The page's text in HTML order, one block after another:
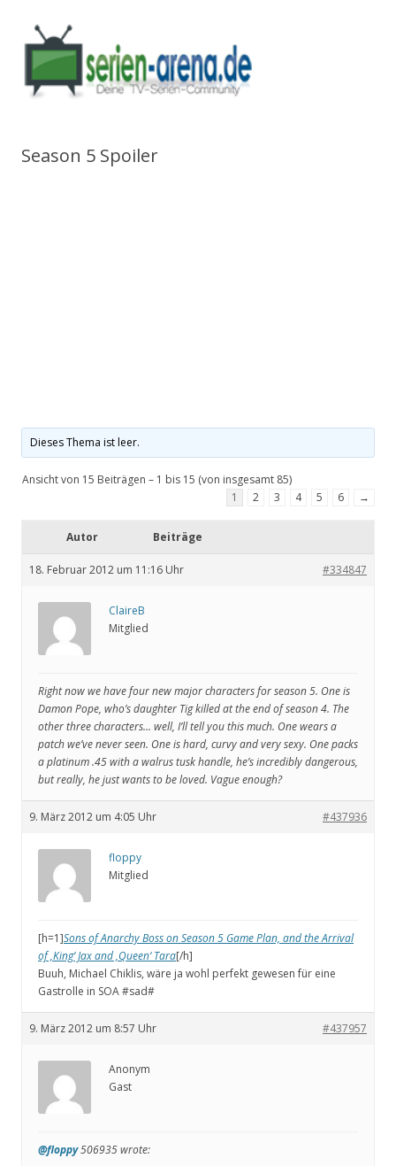
Season 5 Spoiler
Dieses Thema ist leer.
Ansicht von 15 Beiträgen – 1 bis 15 (von insgesamt 85)
1
2 3 4 5 6 →
Autor Beiträge
18. Februar 2012 um 11:16 Uhr #334847
ClaireB
Mitglied
Right now we have four new major characters for season 5. One is
Damon Pope, who’s daughter Tig killed at the end of season 4. The
other three characters… well, I’ll tell you this much. One wears a
patch we’ve never seen. One is hard, curvy and very sexy. One packs
a platinum .45 with a walrus tusk handle, he’s incredibly dangerous,
but really, he just wants to be loved. Vague enough?
9. März 2012 um 4:05 Uhr #437936
floppy
Mitglied
[h=1]Sons of Anarchy Boss on Season 5 Game Plan, and the Arrival
of ‚King‘ Jax and ‚Queen‘ Tara[/h]
Buuh, Michael Chiklis, wäre ja wohl perfekt gewesen für eine
Gastrolle in SOA #sad#
9. März 2012 um 8:57 Uhr #437957
Anonym
Gast
@floppy506935 wrote: